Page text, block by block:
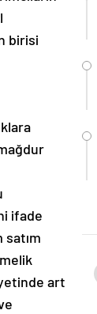
birisi
ifade
satım
art